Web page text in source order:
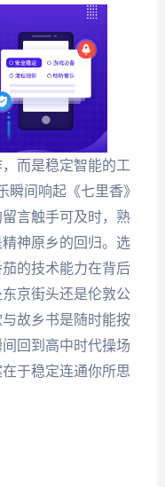
而是稳定智能的工
瞬间响起《七里香》
言触手可及时，熟
神原乡的回归。选
的技术能力在背后
京街头还是伦敦公
故乡书是随时能按
回到高中时代操场
于稳定连通你所思